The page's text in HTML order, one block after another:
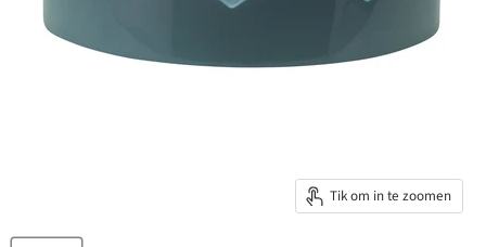
Tik om in te zoomen